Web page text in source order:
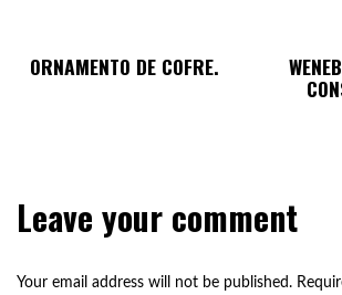
ORNAMENTO DE COFRE.
Leave your comment
Your email address will not be published.